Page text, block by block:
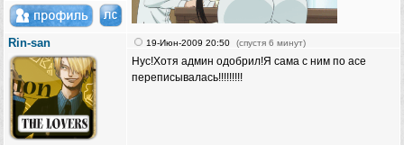
Rin-san 19-Июн-2009 20:50 (спустя 6 минут)
Нус!Хотя админ одобрил!Я сама с ним по асе
переписывалась!!!!!!!!!